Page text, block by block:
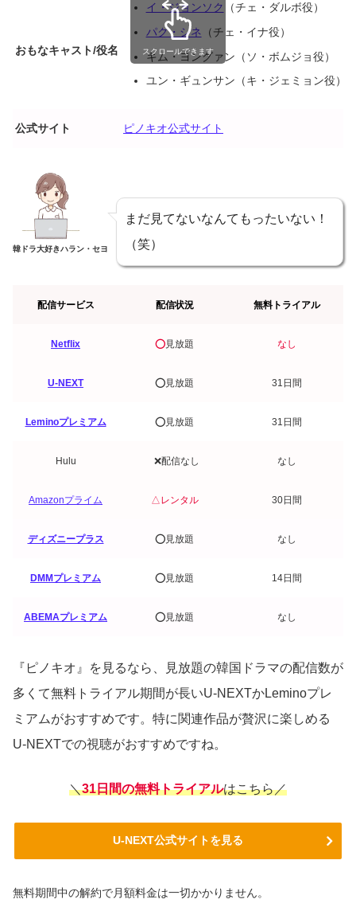
おもなキャスト/役名
イ・ジョンソク （チェ・ダルボ役）
パク・シネ （チェ・イナ役）
キム・ヨングァン（ソ・ボムジョ役）
ユン・ギュンサン（キ・ジェミョン役）
公式サイト ピノキオ公式サイト
スクロールできます
韓ドラ大好きハラン・セヨ
まだ見てないなんてもったいない！
（笑）
配信サービス 配信状況 無料トライアル
Netflix ⭕️見放題 なし
U-NEXT ⭕️見放題 31日間
Leminoプレミアム ⭕️見放題 31日間
Hulu ❌配信なし なし
Amazonプライム △レンタル 30日間
ディズニープラス ⭕️見放題 なし
DMMプレミアム ⭕️見放題 14日間
ABEMAプレミアム ⭕️見放題 なし
『ピノキオ』を見るなら、見放題の韓国ドラマの配信数が
多くて無料トライアル期間が長いU-NEXTかLeminoプレ
ミアムがおすすめです。特に関連作品が贅沢に楽しめる
U-NEXTでの視聴がおすすめですね。
＼31日間の無料トライアルはこちら／
U-NEXT公式サイトを見る
無料期間中の解約で月額料金は一切かかりません。